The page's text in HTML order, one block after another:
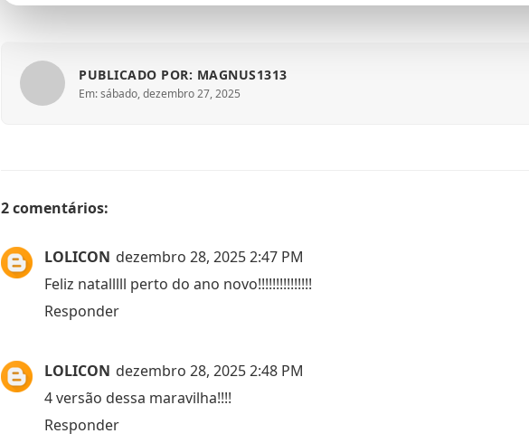
PUBLICADO POR: MAGNUS1313
Em: sábado, dezembro 27, 2025
2 comentários:
LOLICON dezembro 28, 2025 2:47 PM
Feliz natalllll perto do ano novo!!!!!!!!!!!!!!!
Responder
LOLICON dezembro 28, 2025 2:48 PM
4 versão dessa maravilha!!!!
Responder